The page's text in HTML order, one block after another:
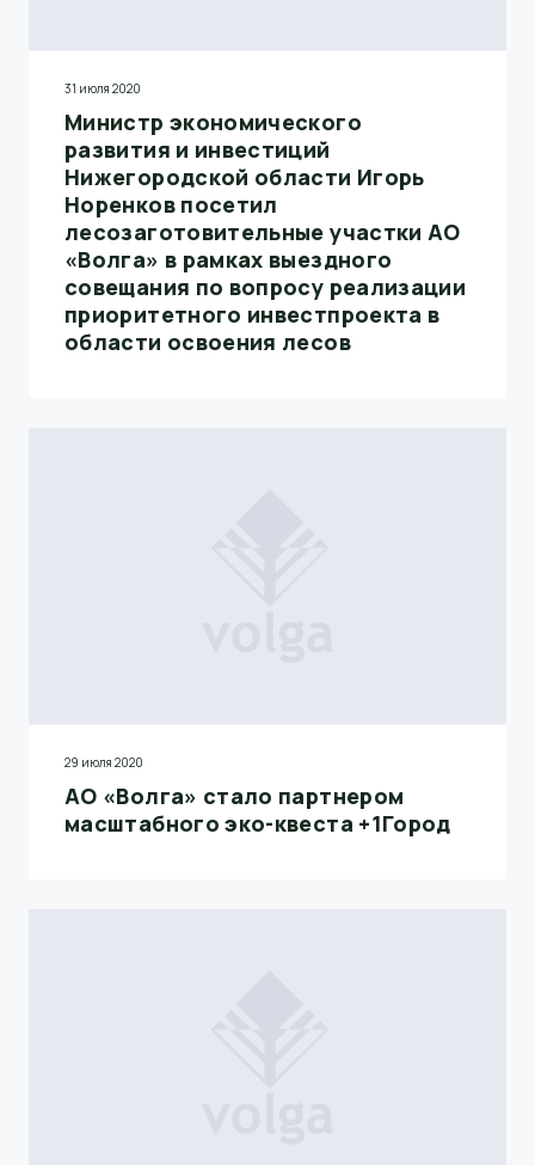
31 июля 2020
Министр экономического
развития и инвестиций
Нижегородской области Игорь
Норенков посетил
лесозаготовительные участки АО
«Волга» в рамках выездного
совещания по вопросу реализации
приоритетного инвестпроекта в
области освоения лесов
29 июля 2020
АО «Волга» стало партнером
масштабного эко-квеста +1Город